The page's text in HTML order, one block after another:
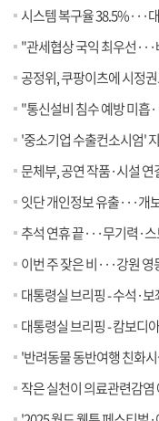
시스템 복구율 38.5%···
"관세협상 국익 최우선
공정위, 쿠팡이츠에 시정권고
"통신설비 침수 예방 미흡
'중소기업 수출컨소시엄'
문체부, 공연 작품·시설
잇단 개인정보 유출···개
추석 연휴 끝···무기력·
이번 주 잦은 비···강원
대통령실 브리핑 - 수석·
대통령실 브리핑 - 캄보디
'반려동물 동반여행 친화
작은 실천이 의료관련감